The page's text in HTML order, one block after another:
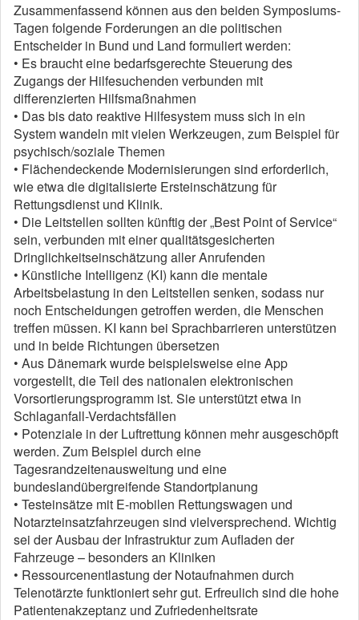
Zusammenfassend können aus den beiden Symposiums-
Tagen folgende Forderungen an die politischen
Entscheider in Bund und Land formuliert werden:
• Es braucht eine bedarfsgerechte Steuerung des
Zugangs der Hilfesuchenden verbunden mit
differenzierten Hilfsmaßnahmen
• Das bis dato reaktive Hilfesystem muss sich in ein
System wandeln mit vielen Werkzeugen, zum Beispiel für
psychisch/soziale Themen
• Flächendeckende Modernisierungen sind erforderlich,
wie etwa die digitalisierte Ersteinschätzung für
Rettungsdienst und Klinik.
• Die Leitstellen sollten künftig der „Best Point of Service“
sein, verbunden mit einer qualitätsgesicherten
Dringlichkeitseinschätzung aller Anrufenden
• Künstliche Intelligenz (KI) kann die mentale
Arbeitsbelastung in den Leitstellen senken, sodass nur
noch Entscheidungen getroffen werden, die Menschen
treffen müssen. KI kann bei Sprachbarrieren unterstützen
und in beide Richtungen übersetzen
• Aus Dänemark wurde beispielsweise eine App
vorgestellt, die Teil des nationalen elektronischen
Vorsortierungsprogramm ist. Sie unterstützt etwa in
Schlaganfall-Verdachtsfällen
• Potenziale in der Luftrettung können mehr ausgeschöpft
werden. Zum Beispiel durch eine
Tagesrandzeitenausweitung und eine
bundeslandübergreifende Standortplanung
• Testeinsätze mit E-mobilen Rettungswagen und
Notarzteinsatzfahrzeugen sind vielversprechend. Wichtig
sei der Ausbau der Infrastruktur zum Aufladen der
Fahrzeuge – besonders an Kliniken
• Ressourcenentlastung der Notaufnahmen durch
Telenotärzte funktioniert sehr gut. Erfreulich sind die hohe
Patientenakzeptanz und Zufriedenheitsrate